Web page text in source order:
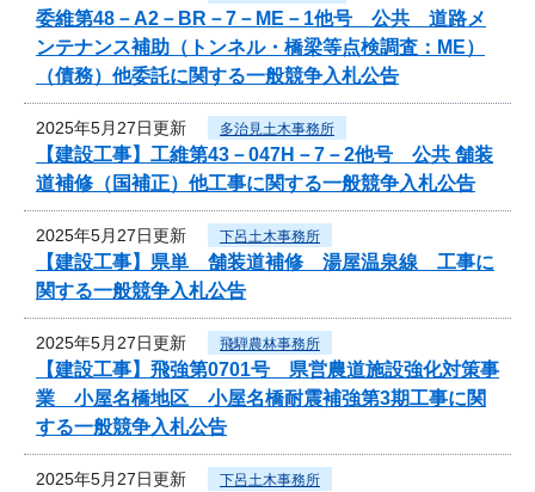
委維第48－A2－BR－7－ME－1他号 公共 道路メ
ンテナンス補助（トンネル・橋梁等点検調査：ME）
（債務）他委託に関する一般競争入札公告
2025年5月27日更新 多治見土木事務所
【建設工事】工維第43－047H－7－2他号 公共 舗装
道補修（国補正）他工事に関する一般競争入札公告
2025年5月27日更新 下呂土木事務所
【建設工事】県単 舗装道補修 湯屋温泉線 工事に
関する一般競争入札公告
2025年5月27日更新 飛騨農林事務所
【建設工事】飛強第0701号 県営農道施設強化対策事
業 小屋名橋地区 小屋名橋耐震補強第3期工事に関
する一般競争入札公告
2025年5月27日更新 下呂土木事務所